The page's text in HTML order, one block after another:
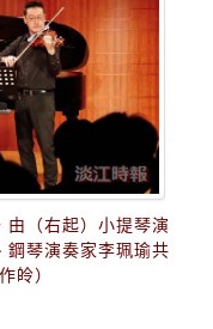
（右起）小提琴演
鋼琴演奏家李珮瑜共
皊）